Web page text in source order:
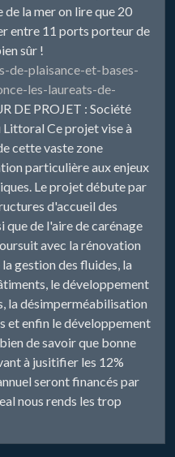
la mer on lire que 20
entre 11 ports porteur de
sûr !
de-plaisance-et-bases-
les-laureats-de-
DE PROJET : Société
Ce projet vise à
cette vaste zone
particulière aux enjeux
Le projet débute par
d'accueil des
que de l'aire de carénage
avec la rénovation
gestion des fluides, la
le développement
la désimperméabilisation
et enfin le développement
de savoir que bonne
à jusitifier les 12%
seront financés par
nous rends les trop